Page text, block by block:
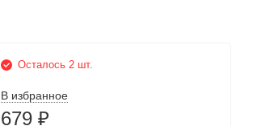
Осталось 2 шт.
В избранное
679 ₽